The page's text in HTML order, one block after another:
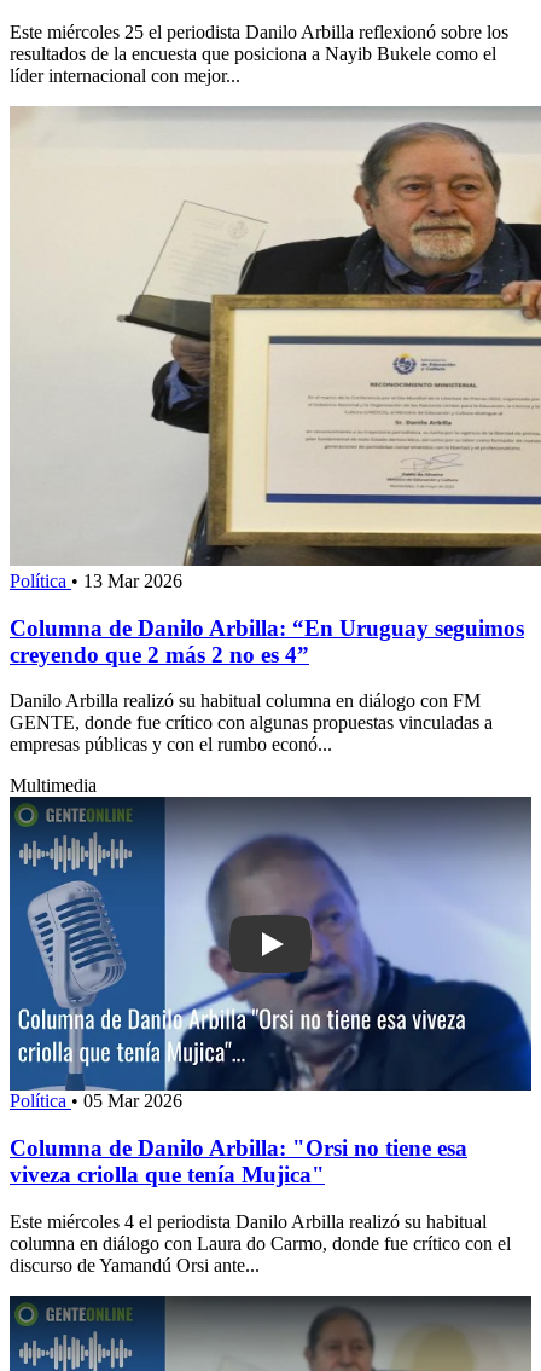
Este miércoles 25 el periodista Danilo Arbilla reflexionó sobre los
resultados de la encuesta que posiciona a Nayib Bukele como el
líder internacional con mejor...
Política • 13 Mar 2026
Columna de Danilo Arbilla: “En Uruguay seguimos
creyendo que 2 más 2 no es 4”
Danilo Arbilla realizó su habitual columna en diálogo con FM
GENTE, donde fue crítico con algunas propuestas vinculadas a
empresas públicas y con el rumbo econó...
Multimedia
Play: Columna de Danilo Arbilla:
Política • 05 Mar 2026
Columna de Danilo Arbilla: "Orsi no tiene esa
viveza criolla que tenía Mujica"
Este miércoles 4 el periodista Danilo Arbilla realizó su habitual
columna en diálogo con Laura do Carmo, donde fue crítico con el
discurso de Yamandú Orsi ante...